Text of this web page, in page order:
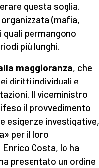
questa soglia.
(mafia,
permangono
più lunghi.
maggioranza, che
diritti individuali e
Il viceministro
il provvedimento
esigenze investigative,
per il loro
Costa, lo ha
presentato un ordine